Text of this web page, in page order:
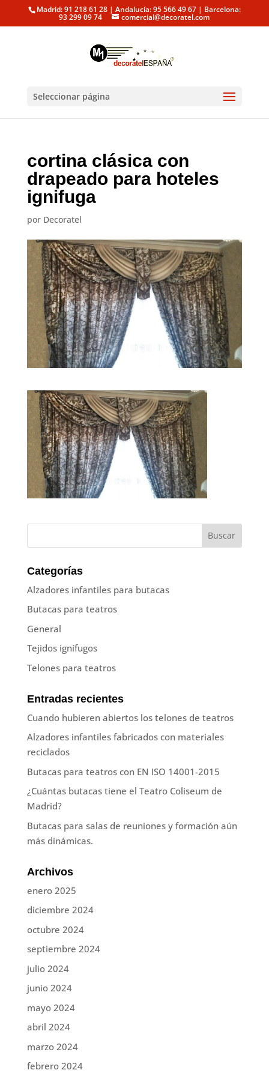
Madrid: 91 218 61 28 | Andalucía: 95 566 49 67 | Barcelona:
93 299 09 74 comercial@decoratel.com
Seleccionar página
cortina clásica con
drapeado para hoteles
ignifuga
por Decoratel
Categorías
Alzadores infantiles para butacas
Butacas para teatros
General
Tejidos ignífugos
Telones para teatros
Entradas recientes
Cuando hubieren abiertos los telones de teatros
Alzadores infantiles fabricados con materiales
reciclados
Butacas para teatros con EN ISO 14001-2015
¿Cuántas butacas tiene el Teatro Coliseum de
Madrid?
Butacas para salas de reuniones y formación aún
más dinámicas.
Archivos
enero 2025
diciembre 2024
octubre 2024
septiembre 2024
julio 2024
junio 2024
mayo 2024
abril 2024
marzo 2024
febrero 2024